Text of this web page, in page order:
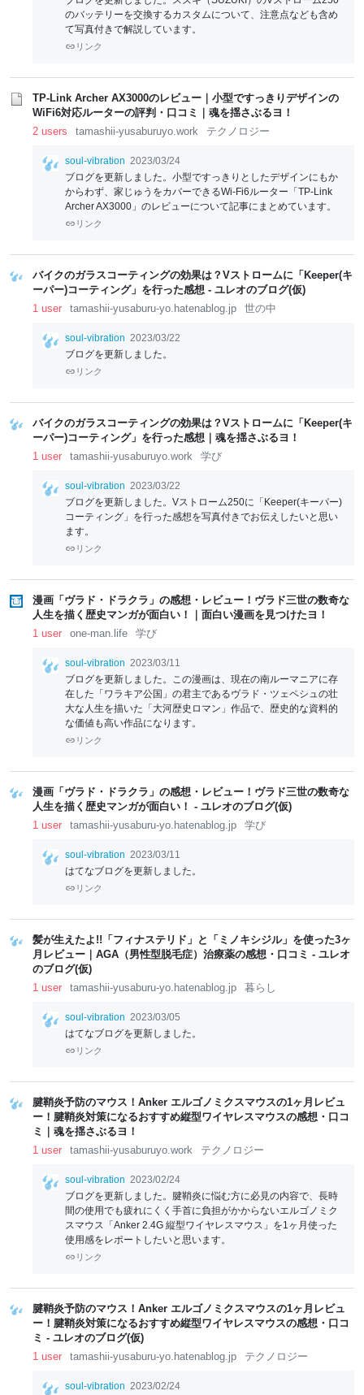
のバッテリーを交換するカスタムについて、注意点なども含め
て写真付きで解説しています。
リンク
TP-Link Archer AX3000のレビュー｜小型ですっきりデザインの
WiFi6対応ルーターの評判・口コミ｜魂を揺さぶるヨ！
2 users
tamashii-yusaburuyo.work テクノロジー
soul-vibration 2023/03/24
ブログを更新しました。小型ですっきりとしたデザインにもか
からわず、家じゅうをカバーできるWi-Fi6ルーター「TP-Link
Archer AX3000」のレビューについて記事にまとめています。
リンク
バイクのガラスコーティングの効果は？Vストロームに「Keeper(キ
ーパー)コーティング」を行った感想 - ユレオのブログ(仮)
1 user
tamashii-yusaburu-yo.hatenablog.jp 世の中
soul-vibration 2023/03/22
ブログを更新しました。
リンク
バイクのガラスコーティングの効果は？Vストロームに「Keeper(キ
ーパー)コーティング」を行った感想｜魂を揺さぶるヨ！
1 user
tamashii-yusaburuyo.work 学び
soul-vibration 2023/03/22
ブログを更新しました。Vストローム250に「Keeper(キーパー)
コーティング」を行った感想を写真付きでお伝えしたいと思い
ます。
リンク
漫画「ヴラド・ドラクラ」の感想・レビュー！ヴラド三世の数奇な
人生を描く歴史マンガが面白い！｜面白い漫画を見つけたヨ！
1 user
one-man.life 学び
soul-vibration 2023/03/11
ブログを更新しました。この漫画は、現在の南ルーマニアに存
在した「ワラキア公国」の君主であるヴラド・ツェペシュの壮
大な人生を描いた「大河歴史ロマン」作品で、歴史的な資料的
な価値も高い作品になります。
リンク
漫画「ヴラド・ドラクラ」の感想・レビュー！ヴラド三世の数奇な
人生を描く歴史マンガが面白い！ - ユレオのブログ(仮)
1 user
tamashii-yusaburu-yo.hatenablog.jp 学び
soul-vibration 2023/03/11
はてなブログを更新しました。
リンク
髪が生えたよ!!「フィナステリド」と「ミノキシジル」を使った3ヶ
月レビュー｜AGA（男性型脱毛症）治療薬の感想・口コミ - ユレオ
のブログ(仮)
1 user
tamashii-yusaburu-yo.hatenablog.jp 暮らし
soul-vibration 2023/03/05
はてなブログを更新しました。
リンク
腱鞘炎予防のマウス！Anker エルゴノミクスマウスの1ヶ月レビュ
ー！腱鞘炎対策になるおすすめ縦型ワイヤレスマウスの感想・口コ
ミ｜魂を揺さぶるヨ！
1 user
tamashii-yusaburuyo.work テクノロジー
soul-vibration 2023/02/24
ブログを更新しました。腱鞘炎に悩む方に必見の内容で、長時
間の使用でも疲れにくく手首に負担がかからないエルゴノミク
スマウス「Anker 2.4G 縦型ワイヤレスマウス」を1ヶ月使った
使用感をレポートしたいと思います。
リンク
腱鞘炎予防のマウス！Anker エルゴノミクスマウスの1ヶ月レビュ
ー！腱鞘炎対策になるおすすめ縦型ワイヤレスマウスの感想・口コ
ミ - ユレオのブログ(仮)
1 user
tamashii-yusaburu-yo.hatenablog.jp テクノロジー
soul-vibration 2023/02/24